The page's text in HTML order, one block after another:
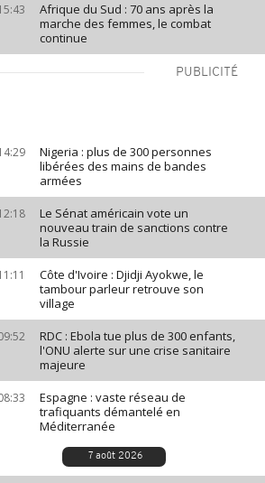
Afrique du Sud : 70 ans après la
marche des femmes, le combat
continue
PUBLICITÉ
Nigeria : plus de 300 personnes
libérées des mains de bandes
armées
Le Sénat américain vote un
nouveau train de sanctions contre
la Russie
Côte d'Ivoire : Djidji Ayokwe, le
tambour parleur retrouve son
village
RDC : Ebola tue plus de 300 enfants,
l'ONU alerte sur une crise sanitaire
majeure
Espagne : vaste réseau de
trafiquants démantelé en
Méditerranée
7 août 2026